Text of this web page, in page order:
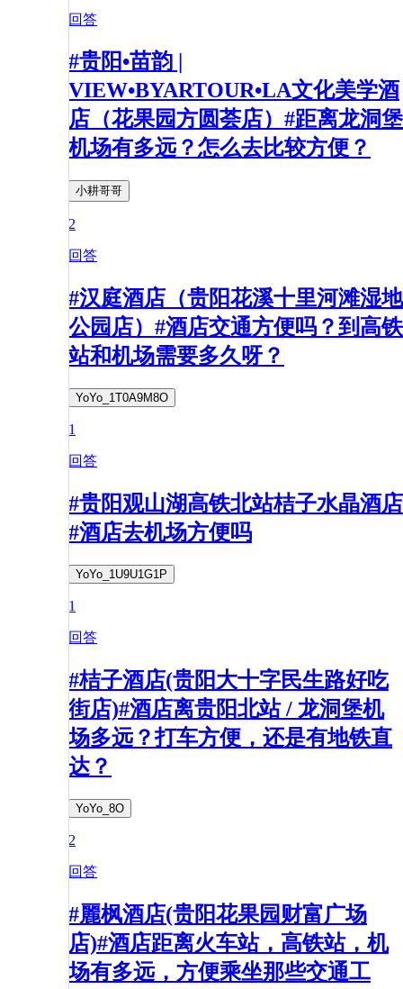
回答
#贵阳•苗韵 |
VIEW•BYARTOUR•LA文化美学酒
店（花果园方圆荟店）#距离龙洞堡
机场有多远？怎么去比较方便？
小耕哥哥
2
回答
#汉庭酒店（贵阳花溪十里河滩湿地
公园店）#酒店交通方便吗？到高铁
站和机场需要多久呀？
YoYo_1T0A9M8O
1
回答
#贵阳观山湖高铁北站桔子水晶酒店
#酒店去机场方便吗
YoYo_1U9U1G1P
1
回答
#桔子酒店(贵阳大十字民生路好吃
街店)#酒店离贵阳北站 / 龙洞堡机
场多远？打车方便，还是有地铁直
达？
YoYo_8O
2
回答
#麗枫酒店(贵阳花果园财富广场
店)#酒店距离火车站，高铁站，机
场有多远，方便乘坐那些交通工